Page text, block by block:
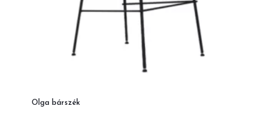
Olga bárszék